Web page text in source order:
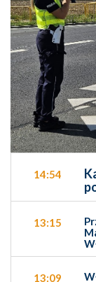
14:54
13:15
13:09